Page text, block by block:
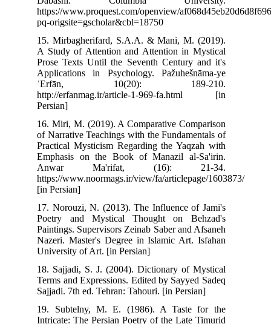
https://www.proquest.com/openview/
pq-origsite=gscholar&cbl=18750‬‬
15. Mirbagherifard, S.A.A. & Mani, M. (2019).
A Study of Attention and Attention in Mystical
Prose Texts Until the Seventh Century and it's
Applications in Psychology. Pažuhešnāma-ye
ʿErfān, 10(20): 189-210.
http://erfanmag.ir/article-1-969-fa.html [in
16. Miri, M. (2019). A Comparative Comparison
of Narrative Teachings with the Fundamentals of
Practical Mysticism Regarding the Yaqzah with
Emphasis on the Book of Manazil al-Sa'irin.
Anwar Ma'rifat, (16): 21-34.
https://www.noormags.ir/view/fa/articlepage/
[in Persian]
17. Norouzi, N. (2013). The Influence of Jami's
Poetry and Mystical Thought on Behzad's
Paintings. Supervisors Zeinab Saber and Afsaneh
Nazeri. Master's Degree in Islamic Art. Isfahan
University of Art. [in Persian]
18. Sajjadi, S. J. (2004). Dictionary of Mystical
Terms and Expressions. Edited by Sayyed Sadeq
Sajjadi. 7th ed. Tehran: Tahouri. [in Persian]
19. Subtelny, M. E. (1986). A Taste for the
Intricate: The Persian Poetry of the Late Timurid